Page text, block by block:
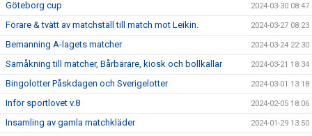
Göteborg cup 2024-03-30 08:47
Förare & tvätt av matchställ till match mot Leikin. 2024-03-27 08:23
Bemanning A-lagets matcher 2024-03-24 22:30
Samåkning till matcher, Bårbärare, kiosk och bollkallar 2024-03-21 18:34
Bingolotter Påskdagen och Sverigelotter 2024-03-01 13:18
Inför sportlovet v.8 2024-02-05 18:06
Insamling av gamla matchkläder 2024-01-29 13:50